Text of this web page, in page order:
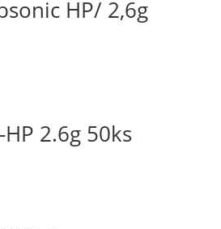
HP/ 2,6g
HP 2.6g 50ks